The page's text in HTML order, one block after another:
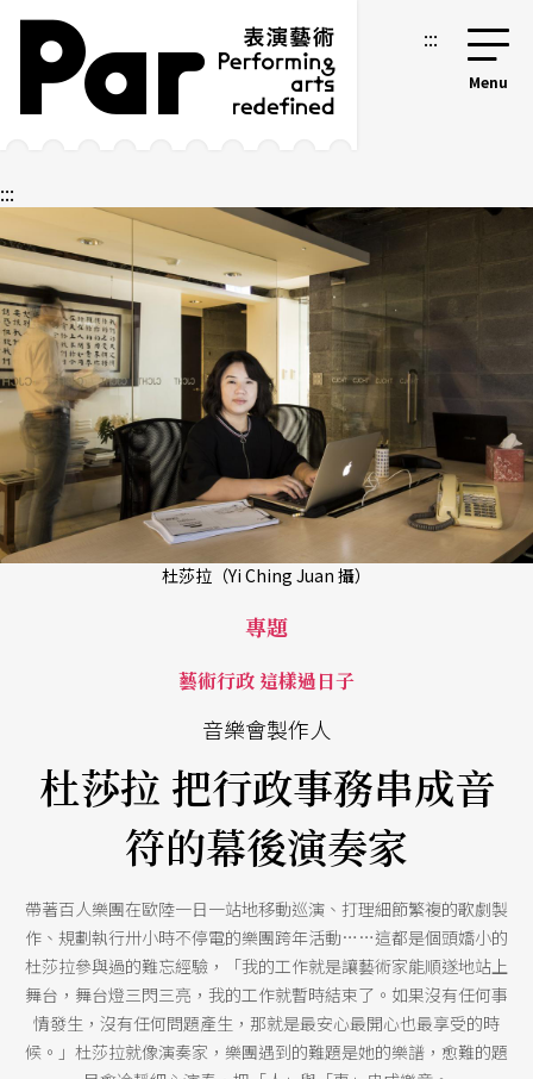
跳到主要內容區塊
網站導覽 :::
:::
杜莎拉（Yi Ching Juan 攝）
專題
藝術行政 這樣過日子
音樂會製作人
杜莎拉 把行政事務串成音
符的幕後演奏家
帶著百人樂團在歐陸一日一站地移動巡演、打理細節繁複的歌劇製
作、規劃執行卅小時不停電的樂團跨年活動……這都是個頭嬌小的
杜莎拉參與過的難忘經驗，「我的工作就是讓藝術家能順遂地站上
舞台，舞台燈三閃三亮，我的工作就暫時結束了。如果沒有任何事
情發生，沒有任何問題產生，那就是最安心最開心也最享受的時
候。」杜莎拉就像演奏家，樂團遇到的難題是她的樂譜，愈難的題